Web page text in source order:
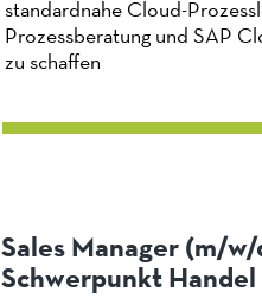
standardnahe Cloud-
Prozessberatung und SAP
zu schaffen
Sales Manager (m/
Schwerpunkt Handel